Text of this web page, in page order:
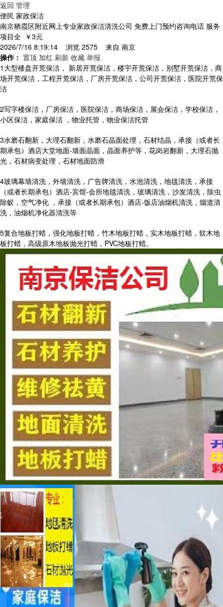
返回 管理
便民 家政保洁
南京栖霞区附近网上专业家政保洁清洗公司 免费上门预约咨询电话 服务
项目全 ￥3元
2026/7/16 8:19:14 浏览 2575 来自 南京
操作： 置顶 加红 刷新 收藏 举报
1大型楼盘开荒保洁， 新居开荒保洁，楼宇开荒保洁，别墅开荒保洁，商
场开荒保洁，工程开荒保洁，厂房开荒保洁，公司开荒保洁，医院开荒保
洁
2写字楼保洁，厂房保洁，医院保洁，商场保洁，展会保洁，学校保洁，
小区保洁，家庭保洁 ，物业托管，物业保洁托管
3水磨石翻新，大理石翻新，水磨石晶面处理，石材结晶，承接（或者长
期承包）酒店大堂地面-墙面晶面，晶面养护等，花岗岩翻新，大理石抛
光，石材病变处理，石材地面防滑
4玻璃幕墙清洗，外墙清洗，广告牌清洗，水池清洗，地毯清洗，承接
（或者长期承包）酒店-宾馆-会所地毯清洗，玻璃清洗，沙发清洗，除虫
除蚁，空气净化 ，承接（或者长期承包）酒店-饭店油烟机清洗，烟道清
洗，油烟机净化器清洗等
5复合地板打蜡，强化地板打蜡，竹木地板打蜡，实木地板打蜡，软木地
板打蜡，高级原木地板抛光打蜡，PVC地板打蜡。